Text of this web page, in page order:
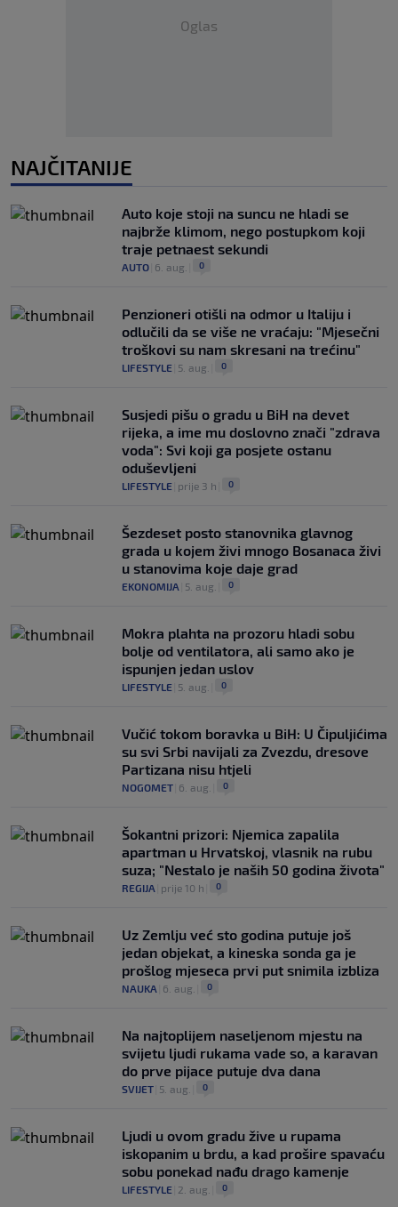
Oglas
NAJČITANIJE
Auto koje stoji na suncu ne hladi se
najbrže klimom, nego postupkom koji
traje petnaest sekundi
AUTO 6. aug. 0
Penzioneri otišli na odmor u Italiju i
odlučili da se više ne vraćaju: "Mjesečni
troškovi su nam skresani na trećinu"
LIFESTYLE 5. aug. 0
Susjedi pišu o gradu u BiH na devet
rijeka, a ime mu doslovno znači "zdrava
voda": Svi koji ga posjete ostanu
oduševljeni
LIFESTYLE prije 3 h 0
Šezdeset posto stanovnika glavnog
grada u kojem živi mnogo Bosanaca živi
u stanovima koje daje grad
EKONOMIJA 5. aug. 0
Mokra plahta na prozoru hladi sobu
bolje od ventilatora, ali samo ako je
ispunjen jedan uslov
LIFESTYLE 5. aug. 0
Vučić tokom boravka u BiH: U Čipuljićima
su svi Srbi navijali za Zvezdu, dresove
Partizana nisu htjeli
NOGOMET 6. aug. 0
Šokantni prizori: Njemica zapalila
apartman u Hrvatskoj, vlasnik na rubu
suza; "Nestalo je naših 50 godina života"
REGIJA prije 10 h 0
Uz Zemlju već sto godina putuje još
jedan objekat, a kineska sonda ga je
prošlog mjeseca prvi put snimila izbliza
NAUKA 6. aug. 0
Na najtoplijem naseljenom mjestu na
svijetu ljudi rukama vade so, a karavan
do prve pijace putuje dva dana
SVIJET 5. aug. 0
Ljudi u ovom gradu žive u rupama
iskopanim u brdu, a kad prošire spavaću
sobu ponekad nađu drago kamenje
LIFESTYLE 2. aug. 0